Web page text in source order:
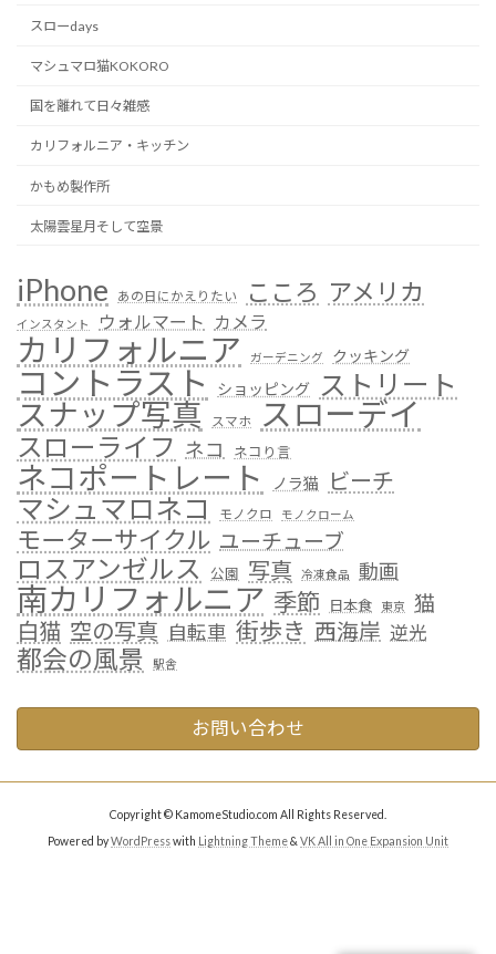
スローdays
マシュマロ猫KOKORO
国を離れて日々雑感
カリフォルニア・キッチン
かもめ製作所
太陽雲星月そして空景
iPhone あの日にかえりたい こころ アメリカ
インスタント ウォルマート カメラ
カリフォルニア ガーデニング クッキング
コントラスト ショッピング ストリート
スナップ写真 スマホ スローデイ
スローライフ ネコ ネコり言
ネコポートレート ノラ猫 ビーチ
マシュマロネコ モノクロ モノクローム
モーターサイクル ユーチューブ
ロスアンゼルス 公園 写真 冷凍食品 動画
南カリフォルニア 季節 日本食 東京 猫
白猫 空の写真 自転車 街歩き 西海岸 逆光
都会の風景 駅舎
お問い合わせ
Copyright © KamomeStudio.com All Rights Reserved.
Powered byWordPresswith Lightning Theme& VK All in One Expansion Unit